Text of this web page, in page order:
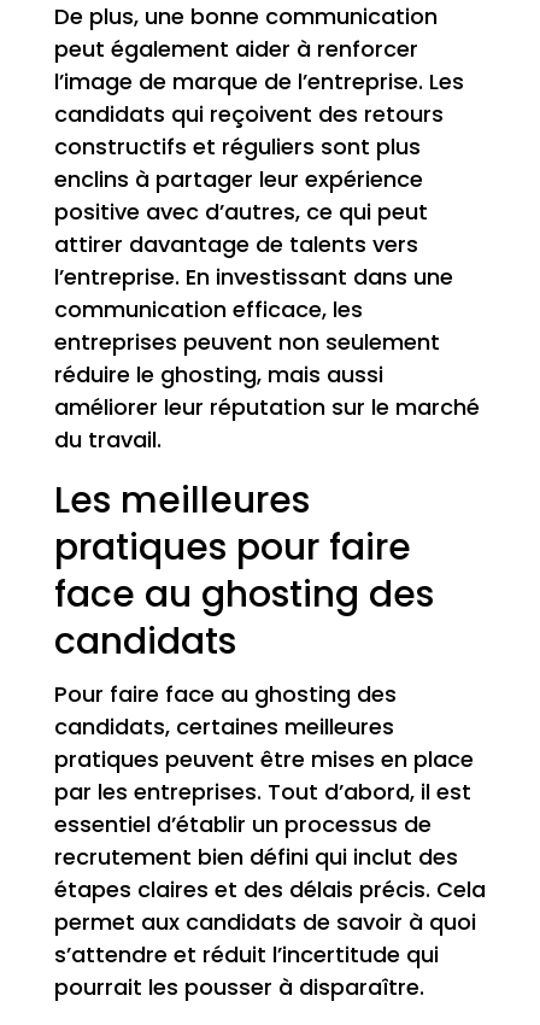
De plus, une bonne communication
peut également aider à renforcer
l’image de marque de l’entreprise. Les
candidats qui reçoivent des retours
constructifs et réguliers sont plus
enclins à partager leur expérience
positive avec d’autres, ce qui peut
attirer davantage de talents vers
l’entreprise. En investissant dans une
communication efficace, les
entreprises peuvent non seulement
réduire le ghosting, mais aussi
améliorer leur réputation sur le marché
du travail.
Les meilleures
pratiques pour faire
face au ghosting des
candidats
Pour faire face au ghosting des
candidats, certaines meilleures
pratiques peuvent être mises en place
par les entreprises. Tout d’abord, il est
essentiel d’établir un processus de
recrutement bien défini qui inclut des
étapes claires et des délais précis. Cela
permet aux candidats de savoir à quoi
s’attendre et réduit l’incertitude qui
pourrait les pousser à disparaître.